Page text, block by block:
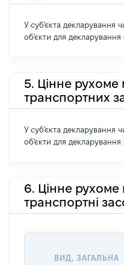
У суб'єкта декларування
об'єкти для декларування
5. Цінне рухоме
транспортних
У суб'єкта декларування
об'єкти для декларування
6. Цінне
транспортні
ВИД, ЗАГАЛЬНА